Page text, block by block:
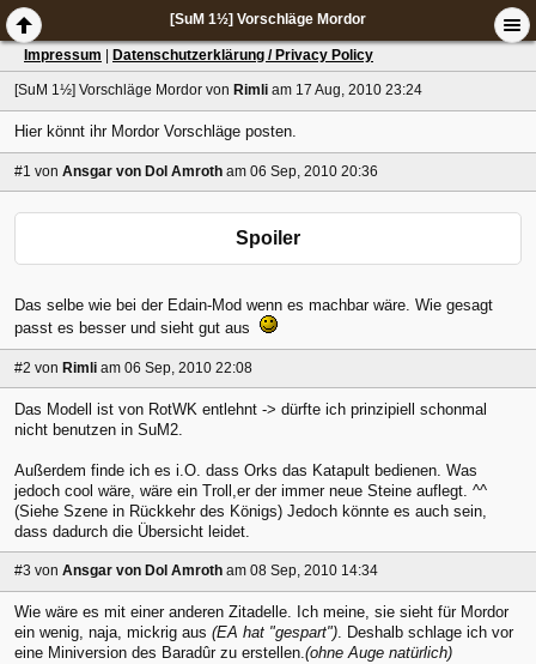
[SuM 1½] Vorschläge Mordor
Impressum Datenschutzerklärung / Privacy Policy
[SuM 1½] Vorschläge Mordor von Rimli am 17 Aug, 2010 23:24
Hier könnt ihr Mordor Vorschläge posten.
#1 von Ansgar von Dol Amroth am 06 Sep, 2010 20:36
Spoiler
Das selbe wie bei der Edain-Mod wenn es machbar wäre. Wie gesagt
passt es besser und sieht gut aus
#2 von Rimli am 06 Sep, 2010 22:08
Das Modell ist von RotWK entlehnt -> dürfte ich prinzipiell schonmal
nicht benutzen in SuM2.
Außerdem finde ich es i.O. dass Orks das Katapult bedienen. Was
jedoch cool wäre, wäre ein Troll,er der immer neue Steine auflegt. ^^
(Siehe Szene in Rückkehr des Königs) Jedoch könnte es auch sein,
dass dadurch die Übersicht leidet.
#3 von Ansgar von Dol Amroth am 08 Sep, 2010 14:34
Wie wäre es mit einer anderen Zitadelle. Ich meine, sie sieht für Mordor
ein wenig, naja, mickrig aus (EA hat "gespart"). Deshalb schlage ich vor
eine Miniversion des Baradûr zu erstellen.(ohne Auge natürlich)